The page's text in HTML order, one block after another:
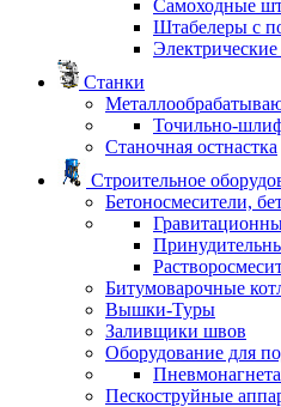
Самоходные
Штабелеры с
Станки
Точильно-
Станочная остнастка
Строительное
Бетоносмесители,
Битумоварочные
Вышки-Туры
Заливщики швов
Оборудование для
Пескоструйные